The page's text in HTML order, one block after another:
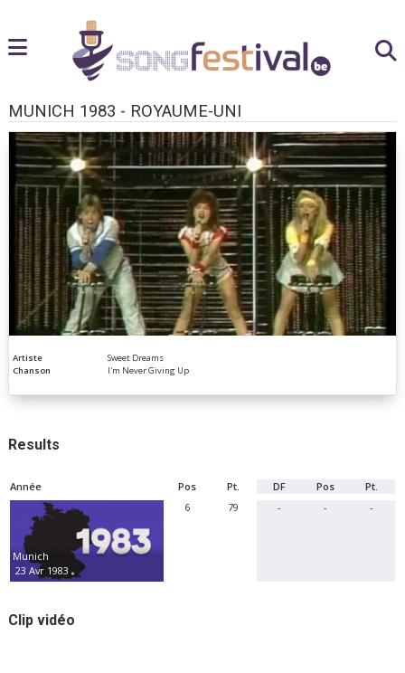
MUNICH 1983 - ROYAUME-UNI
Artiste
Sweet Dreams
Chanson
I'm Never Giving Up
Results
Année Pos Pt. DF Pos Pt.
Munich
23 Avr 1983
6 79 - - -
Clip vidéo